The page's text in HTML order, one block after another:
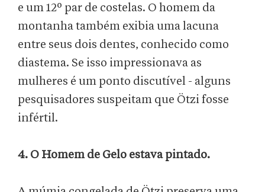
e um 12º par de costelas. O homem da
montanha também exibia uma lacuna
entre seus dois dentes, conhecido como
diastema. Se isso impressionava as
mulheres é um ponto discutível - alguns
pesquisadores suspeitam que Ötzi fosse
infértil.
4. O Homem de Gelo estava pintado.